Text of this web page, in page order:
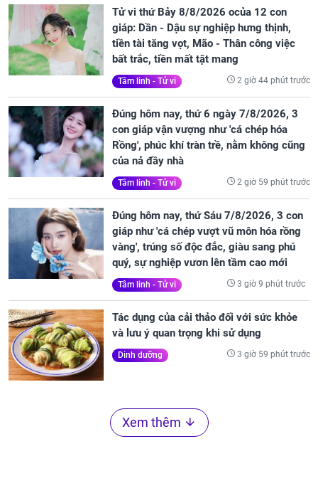
Tử vi thứ Bảy 8/8/2026 ocủa 12 con
giáp: Dần - Dậu sự nghiệp hưng thịnh,
tiền tài tăng vọt, Mão - Thân công việc
bất trắc, tiền mất tật mang
Tâm linh - Tử vi 2 giờ 44 phút trước
Đúng hôm nay, thứ 6 ngày 7/8/2026, 3
con giáp vận vượng như 'cá chép hóa
Rồng', phúc khí tràn trề, nằm không cũng
của nả đầy nhà
Tâm linh - Tử vi 2 giờ 59 phút trước
Đúng hôm nay, thứ Sáu 7/8/2026, 3 con
giáp như 'cá chép vượt vũ môn hóa rồng
vàng', trúng số độc đắc, giàu sang phú
quý, sự nghiệp vươn lên tầm cao mới
Tâm linh - Tử vi 3 giờ 9 phút trước
Tác dụng của cải thảo đối với sức khỏe
và lưu ý quan trọng khi sử dụng
Dinh dưỡng 3 giờ 59 phút trước
Xem thêm